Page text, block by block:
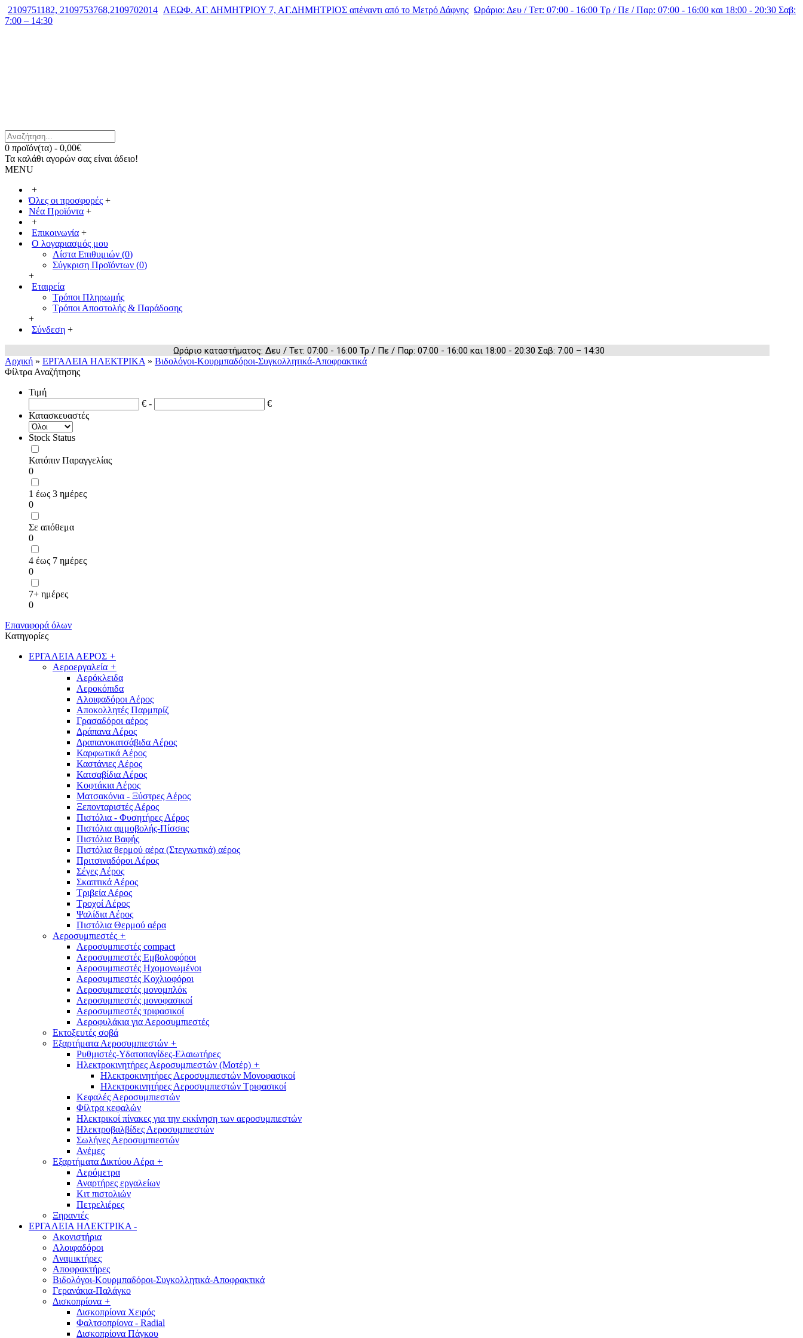
2109751182, 2109753768,2109702014 ΛΕΩΦ. ΑΓ. ΔΗΜΗΤΡΙΟΥ 7, ΑΓ.ΔΗΜΗΤΡΙΟΣ απέναντι από το Μετρό Δάφνης Ωράριο: Δευ / Τετ: 07:00 - 16:00 Τρ / Πε / Παρ: 07:00 - 16:00 και 18:00 - 20:30 Σαβ:
7:00 – 14:30
0 προϊόν(τα) - 0,00€
Τα καλάθι αγορών σας είναι άδειο!
MENU
+
Όλες οι προσφορές +
Νέα Προϊόντα +
+
Επικοινωνία +
Ο λογαριασμός μου
Λίστα Επιθυμιών (0)
Σύγκριση Προϊόντων (0)
+
Εταιρεία
Τρόποι Πληρωμής
Τρόποι Αποστολής & Παράδοσης
+
Σύνδεση +
Ωράριο καταστήματος: Δευ / Τετ: 07:00 - 16:00 Τρ / Πε / Παρ: 07:00 - 16:00 και 18:00 - 20:30 Σαβ: 7:00 – 14:30
Αρχική » ΕΡΓΑΛΕΙΑ ΗΛΕΚΤΡΙΚΑ » Βιδολόγοι-Κουρμπαδόροι-Συγκολλητικά-Αποφρακτικά
Φίλτρα Αναζήτησης
Τιμή
€ -
€
Κατασκευαστές
Stock Status
Κατόπιν Παραγγελίας
0
1 έως 3 ημέρες
0
Σε απόθεμα
0
4 έως 7 ημέρες
0
7+ ημέρες
0
Επαναφορά όλων
Κατηγορίες
ΕΡΓΑΛΕΙΑ ΑΕΡΟΣ +
Αεροεργαλεία +
Αερόκλειδα
Αεροκόπιδα
Αλοιφαδόροι Αέρος
Αποκολλητές Παρμπρίζ
Γρασαδόροι αέρος
Δράπανα Αέρος
Δραπανοκατσάβιδα Αέρος
Καρφωτικά Αέρος
Καστάνιες Αέρος
Κατσαβίδια Αέρος
Κοφτάκια Αέρος
Ματσακόνια - Ξύστρες Αέρος
Ξεπονταριστές Αέρος
Πιστόλια - Φυσητήρες Αέρος
Πιστόλια αμμοβολής-Πίσσας
Πιστόλια Βαφής
Πιστόλια θερμού αέρα (Στεγνωτικά) αέρος
Πριτσιναδόροι Αέρος
Σέγες Αέρος
Σκαπτικά Αέρος
Τριβεία Αέρος
Τροχοί Αέρος
Ψαλίδια Αέρος
Πιστόλια Θερμού αέρα
Αεροσυμπιεστές +
Αεροσυμπιεστές compact
Αεροσυμπιεστές Εμβολοφόροι
Αεροσυμπιεστές Ηχομονωμένοι
Αεροσυμπιεστές Κοχλιοφόροι
Αεροσυμπιεστές μονομπλόκ
Αεροσυμπιεστές μονοφασικοί
Αεροσυμπιεστές τριφασικοί
Αεροφυλάκια για Αεροσυμπιεστές
Εκτοξευτές σοβά
Εξαρτήματα Αεροσυμπιεστών +
Ρυθμιστές-Υδατοπαγίδες-Ελαιωτήρες
Ηλεκτροκινητήρες Αεροσυμπιεστών (Μοτέρ) +
Ηλεκτροκινητήρες Αεροσυμπιεστών Μονοφασικοί
Ηλεκτροκινητήρες Αεροσυμπιεστών Τριφασικοί
Κεφαλές Αεροσυμπιεστών
Φίλτρα κεφαλών
Ηλεκτρικοί πίνακες για την εκκίνηση των αεροσυμπιεστών
Ηλεκτροβαλβίδες Αεροσυμπιεστών
Σωλήνες Αεροσυμπιεστών
Ανέμες
Εξαρτήματα Δικτύου Αέρα +
Αερόμετρα
Αναρτήρες εργαλείων
Κιτ πιστολιών
Πετρελιέρες
Ξηραντές
ΕΡΓΑΛΕΙΑ ΗΛΕΚΤΡΙΚΑ -
Ακονιστήρια
Αλοιφαδόροι
Αναμικτήρες
Αποφρακτήρες
Βιδολόγοι-Κουρμπαδόροι-Συγκολλητικά-Αποφρακτικά
Γερανάκια-Παλάγκο
Δισκοπρίονα +
Δισκοπρίονα Χειρός
Φαλτσοπρίονα - Radial
Δισκοπρίονα Πάγκου